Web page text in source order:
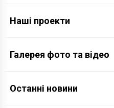
Наші проекти
Галерея фото та відео
Останні новини